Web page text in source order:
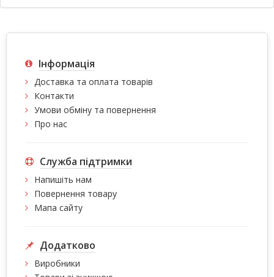
Інформація
Доставка та оплата товарів
Контакти
Умови обміну та повернення
Про нас
Служба підтримки
Напишіть нам
Повернення товару
Мапа сайту
Додатково
Виробники